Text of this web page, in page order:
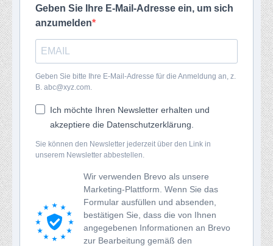
Geben Sie Ihre E-Mail-Adresse ein, um sich
anzumelden
Geben Sie bitte Ihre E-Mail-Adresse für die Anmeldung an, z.
B. abc@xyz.com.
Ich möchte Ihren Newsletter erhalten und
akzeptiere die Datenschutzerklärung.
Sie können den Newsletter jederzeit über den Link in
unserem Newsletter abbestellen.
Wir verwenden Brevo als unsere
Marketing-Plattform. Wenn Sie das
Formular ausfüllen und absenden,
bestätigen Sie, dass die von Ihnen
angegebenen Informationen an Brevo
zur Bearbeitung gemäß den